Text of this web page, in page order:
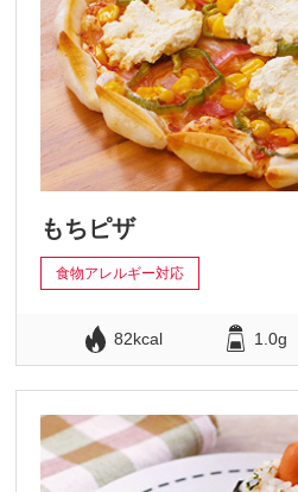
もちピザ
食物アレルギー対応
82kcal 1.0g